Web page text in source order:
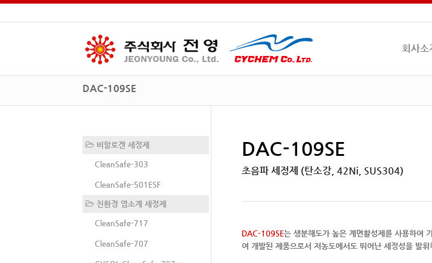
회사소
DAC-109SE
DAC-109SE
초음파 세정제 (탄소강, 42Ni, SUS304)
DAC-109SE는 생분해도가 높은 계면활성제를 사용하여
여 개발된 제품으로서 저농도에서도 뛰어난 세정성을 발
비할로겐 세정제
CleanSafe-303
CleanSafe-501ESF
친환경 염소계 세정제
CleanSafe-717
CleanSafe-707